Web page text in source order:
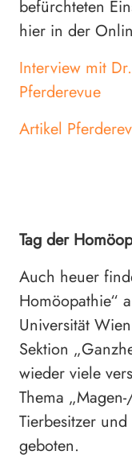
befürchteten
hier in der
Interview mit
Pferderevue
Artikel
Tag der
Auch heuer
Homöopathie“
Universität
Sektion
wieder viele
Thema
Tierbesitzer
geboten.